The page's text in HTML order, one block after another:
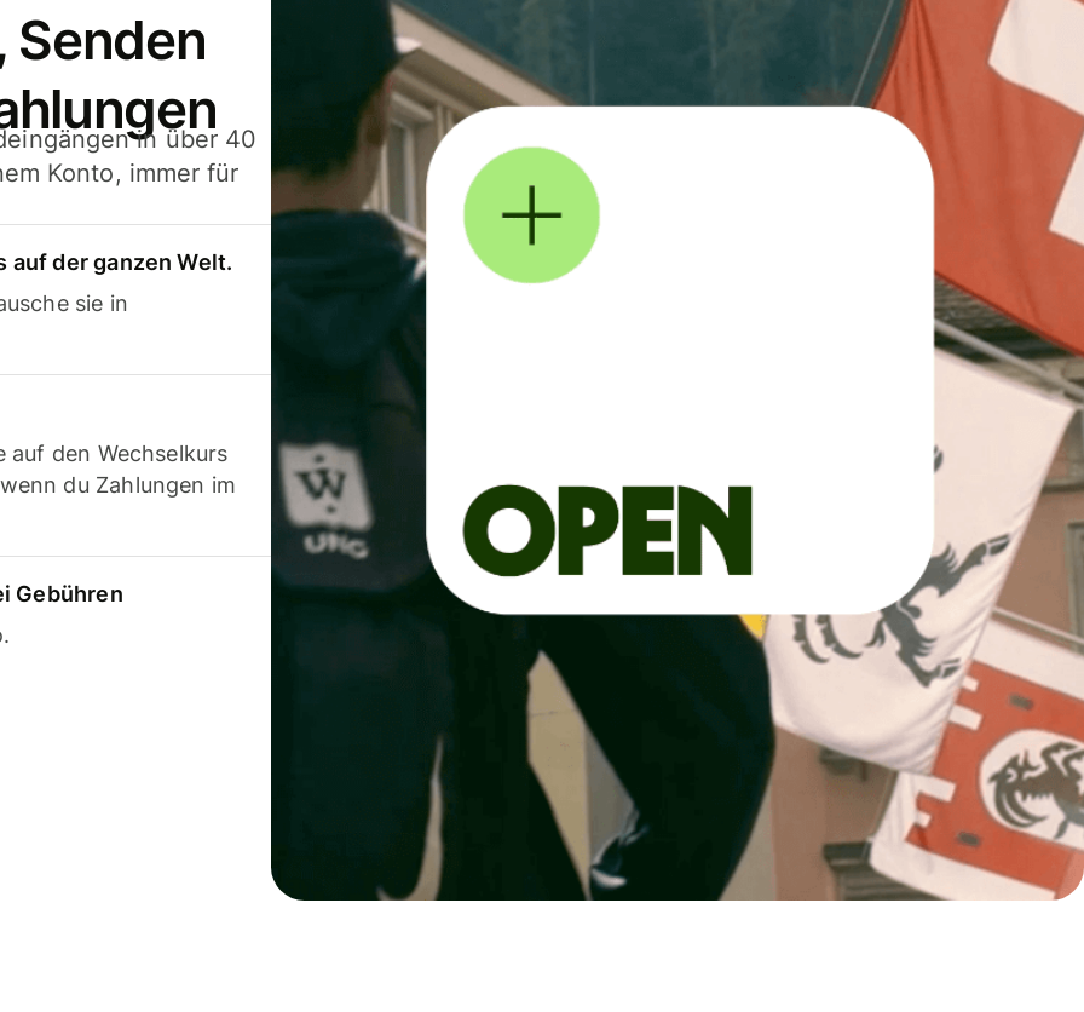
Senden
in über 40
Konto, immer für
auf der ganzen Welt.
sie in
auf den Wechselkurs
du Zahlungen im
Gebühren